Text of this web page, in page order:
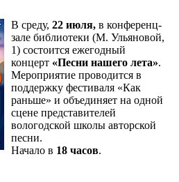
В среду, 22 июля, в конференц-
зале библиотеки (М. Ульяновой,
1) состоится ежегодный
концерт «Песни нашего лета».
Мероприятие проводится в
поддержку фестиваля «Как
раньше» и объединяет на одной
сцене представителей
вологодской школы авторской
песни.
Начало в 18 часов.